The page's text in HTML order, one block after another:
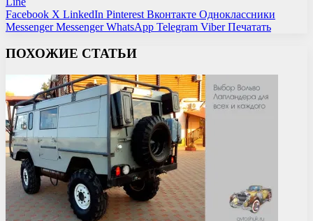
Facebook X LinkedIn Pinterest Вконтакте Одноклассники
Messenger Messenger WhatsApp Telegram Viber Печатать
ПОХОЖИЕ СТАТЬИ